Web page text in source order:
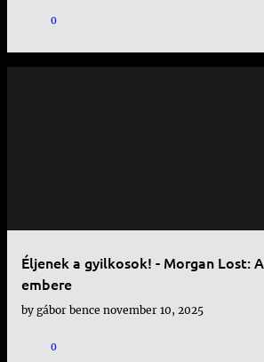
0
Éljenek a gyilkosok! - Morgan Lost:
embere
by gábor bence november 10, 2025
0